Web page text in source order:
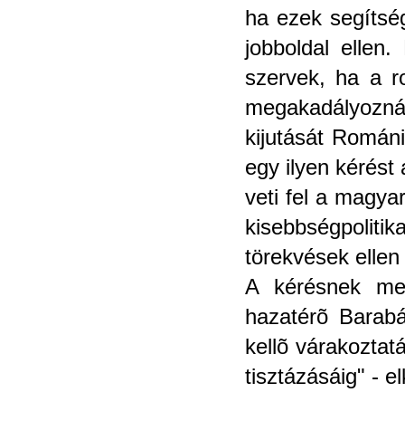
ha ezek
jobboldal
szervek, ha a
kijutását
egy ilyen kérést
veti fel a
törekvések
A kérésnek
hazatérõ
kellõ
tisztázásáig" -